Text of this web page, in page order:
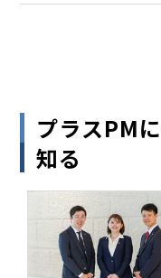
プラスPM
知る